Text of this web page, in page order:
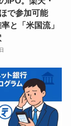
で参加可能
と「米国流」